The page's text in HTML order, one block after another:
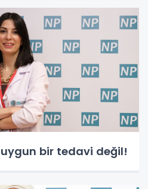
bir tedavi değil!